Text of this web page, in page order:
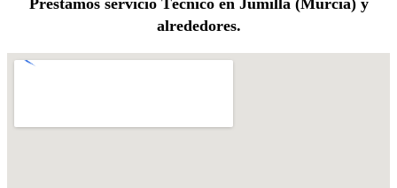
Prestamos servicio Técnico en Jumilla (Murcia) y
alrededores.